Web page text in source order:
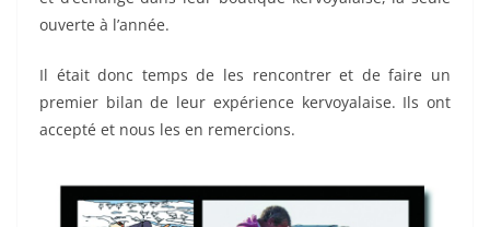
ouverte à l’année.
Il était donc temps de les rencontrer et de faire un
premier bilan de leur expérience kervoyalaise. Ils ont
accepté et nous les en remercions.